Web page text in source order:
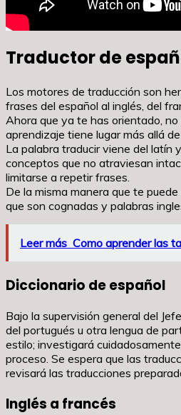
Traductor de
Los motores de traducción son
frases del español al inglés, del
Ahora que ya te has orientado,
aprendizaje tiene lugar más allá
La palabra traducir viene del latín
conceptos que no atraviesan
limitarse a repetir frases.
De la misma manera que te
que son cognadas y palabras
Leer más Como aprender las
Diccionario de español
Bajo la supervisión general del
del portugués u otra lengua de
estilo; investigará
proceso. Se espera que las
revisará las traducciones
Inglés a francés